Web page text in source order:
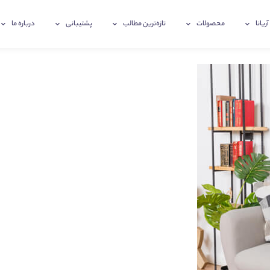
آریانا محصولات تازه‌ترین‌ مطالب پشتیبانی درباره ما